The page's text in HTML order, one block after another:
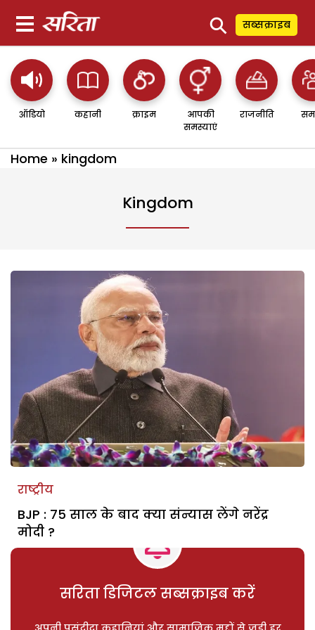
⚲ सब्सक्राइब
ऑडियो कहानी क्राइम
आपकी
समस्याएं
राजनीति
Home » kingdom
Kingdom
राष्ट्रीय
BJP : 75 साल के बाद क्या संन्यास लेंगे नरेंद्र
मोदी ?
सरिता डिजिटल सब्सक्राइब करें